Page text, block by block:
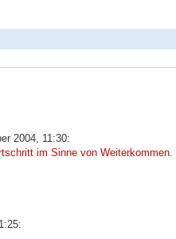
2004, 11:30:
im Sinne von Weiterkommen.